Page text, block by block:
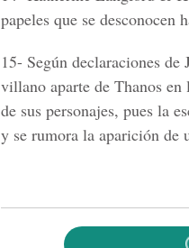
papeles que se desconocen
15- Según declaraciones de
villano aparte de Thanos
de sus personajes, pues la
y se rumora la aparición de